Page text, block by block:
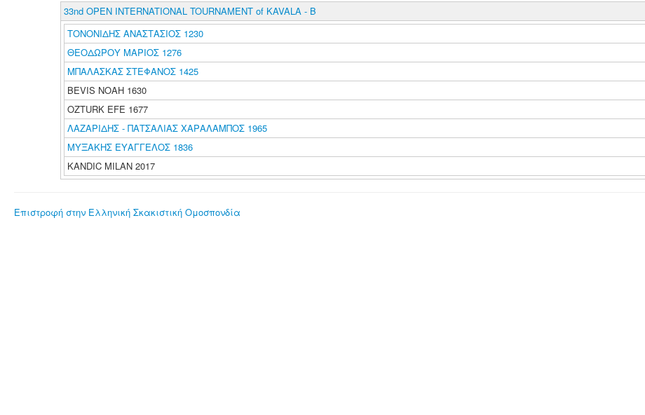
33nd OPEN INTERNATIONAL TOURNAMENT of KAVALA - B
ΤΟΝΟΝΙΔΗΣ ΑΝΑΣΤΑΣΙΟΣ 1230
ΘΕΟΔΩΡΟΥ ΜΑΡΙΟΣ 1276
ΜΠΑΛΑΣΚΑΣ ΣΤΕΦΑΝΟΣ 1425
BEVIS NOAH 1630
OZTURK EFE 1677
ΛΑΖΑΡΙΔΗΣ - ΠΑΤΣΑΛΙΑΣ ΧΑΡΑΛΑΜΠΟΣ 1965
ΜΥΞΑΚΗΣ ΕΥΑΓΓΕΛΟΣ 1836
KANDIC MILAN 2017
Επιστροφή στην Ελληνική Σκακιστική Ομοσπονδία